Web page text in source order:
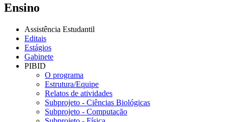
Ensino
Assistência Estudantil
Editais
Estágios
Gabinete
PIBID
O programa
Estrutura/Equipe
Relatos de atividades
Subprojeto - Ciências Biológicas
Subprojeto - Computação